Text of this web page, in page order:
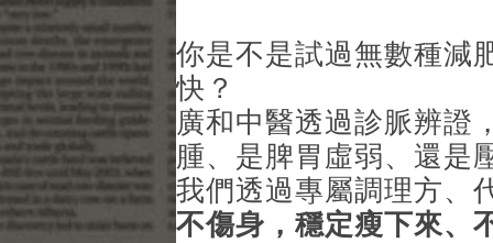
你是不是試過無數種減
快？
廣和中醫透過診脈辨
腫、是脾胃虛弱、還是
我們透過專屬調理方、
不傷身，穩定瘦下來、